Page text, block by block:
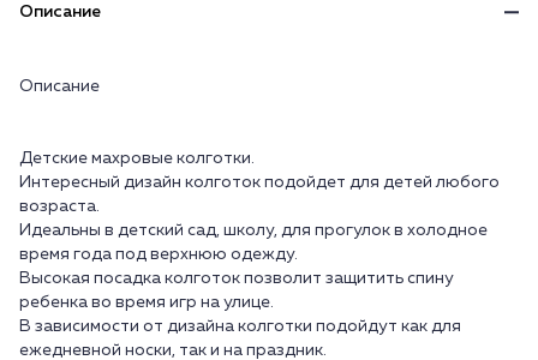
Описание
Описание
Детские махровые колготки.
Интересный дизайн колготок подойдет для детей любого
возраста.
Идеальны в детский сад, школу, для прогулок в холодное
время года под верхнюю одежду.
Высокая посадка колготок позволит защитить спину
ребенка во время игр на улице.
В зависимости от дизайна колготки подойдут как для
ежедневной носки, так и на праздник.